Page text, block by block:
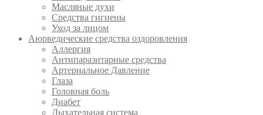
Масляные духи
Средства гигиены
Уход за лицом
Аюрведические средства оздоровления
Аллергия
Антипаразитарные средства
Артериальное Давление
Глаза
Головная боль
Диабет
Дыхательная система